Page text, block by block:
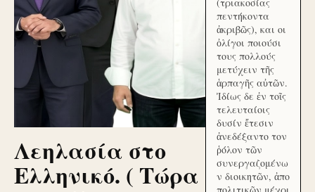
Λεηλασία στο
Ελληνικό. ( Τώρα
πεντήκοντα
ἀκριβῶς), και οι
ὀλίγοι ποιούσι
τους πολλούς
μετύχειν τῆς
ἁρπαγῆς αὐτῶν.
Ἰδίως δε ἐν τοῖς
τελευταίοις
δυσίν ἔτεσιν
ἀνεδέξαντο τον
ῥόλον τῶν
συνεργαζομένω
ν διοικητῶν, ἀπο